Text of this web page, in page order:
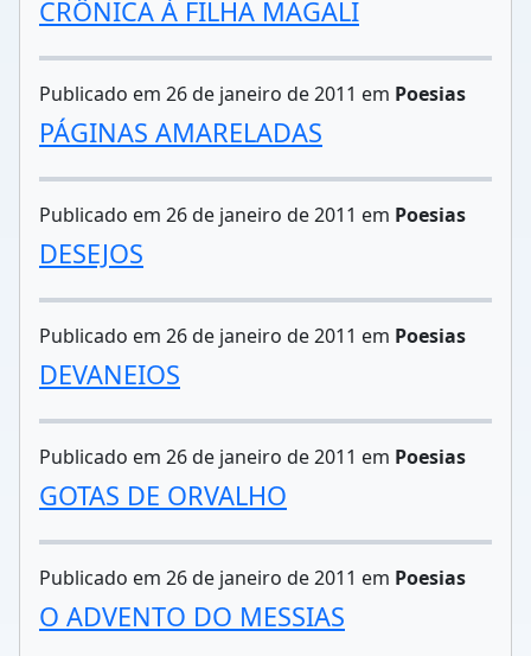
CRÔNICA À FILHA MAGALI
Publicado em 26 de janeiro de 2011 em Poesias
PÁGINAS AMARELADAS
Publicado em 26 de janeiro de 2011 em Poesias
DESEJOS
Publicado em 26 de janeiro de 2011 em Poesias
DEVANEIOS
Publicado em 26 de janeiro de 2011 em Poesias
GOTAS DE ORVALHO
Publicado em 26 de janeiro de 2011 em Poesias
O ADVENTO DO MESSIAS